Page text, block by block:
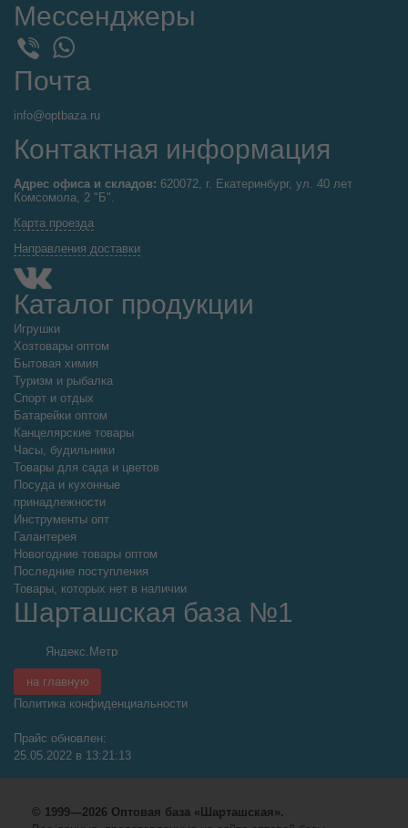
Мессенджеры
WhatsApp
Почта
info@optbaza.ru
Контактная информация
Адрес офиса и складов: 620072, г. Екатеринбург, ул. 40 лет
Комсомола, 2 "Б".
Карта проезда
Направления доставки
Каталог продукции
Игрушки
Хозтовары оптом
Бытовая химия
Туризм и рыбалка
Спорт и отдых
Батарейки оптом
Канцелярские товары
Часы, будильники
Товары для сада и цветов
Посуда и кухонные
принадлежности
Инструменты опт
Галантерея
Новогодние товары оптом
Последние поступления
Товары, которых нет в наличии
Шарташская база №1
на главную
Политика конфиденциальности
Прайс обновлен:
25.05.2022 в 13:21:13
© 1999—2026 Оптовая база «Шарташская».